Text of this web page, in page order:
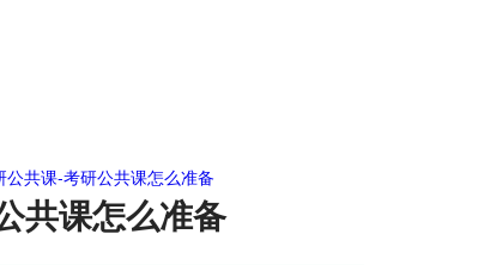
公共课-考研公共课怎么准备
共课怎么准备